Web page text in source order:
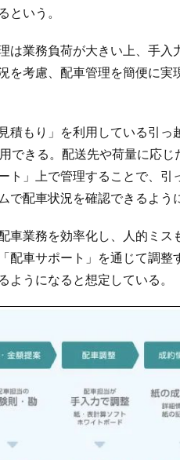
という。
は業務負荷が大きい上、手入
を考慮、配車管理を簡便に実
積もり」を利用している引
できる。配送先や荷量に応
」上で管理することで、引
配車状況を確認できるよう
車業務を効率化し、人的ミス
配車サポート」を通じて調整
うになると想定している。